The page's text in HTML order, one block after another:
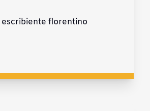
escribiente florentino